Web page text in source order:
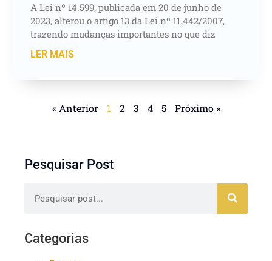
A Lei nº 14.599, publicada em 20 de junho de
2023, alterou o artigo 13 da Lei nº 11.442/2007,
trazendo mudanças importantes no que diz
LER MAIS
« Anterior 1 2 3 4 5 Próximo »
Pesquisar Post
Categorias